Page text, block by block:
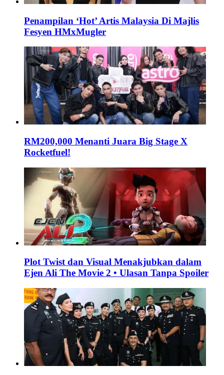
Penampilan ‘Hot’ Artis Malaysia Di Majlis
Fesyen HMxMugler
RM200,000 Menanti Juara Big Stage X
Rocketfuel!
Plot Twist dan Visual Menakjubkan dalam
Ejen Ali The Movie 2 • Ulasan Tanpa Spoiler